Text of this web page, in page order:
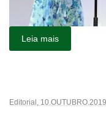
Leia mais
Editorial , 10.OUTUBRO.2019